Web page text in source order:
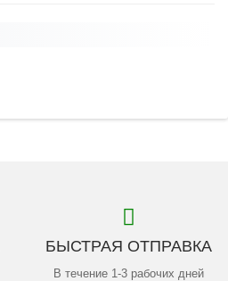
БЫСТРАЯ ОТПРАВКА
В течение 1-3 рабочих дней